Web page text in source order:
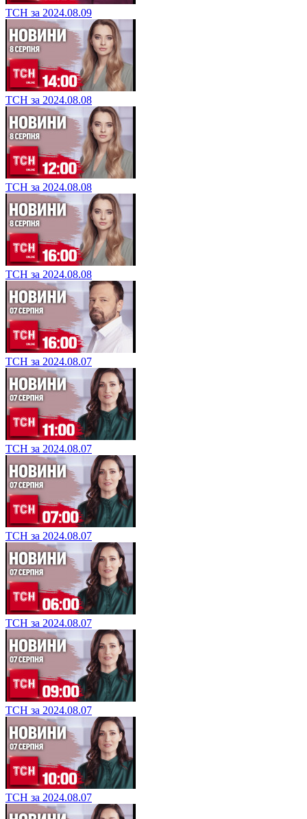
ТСН за 2024.08.09
ТСН за 2024.08.08
ТСН за 2024.08.08
ТСН за 2024.08.08
ТСН за 2024.08.07
ТСН за 2024.08.07
ТСН за 2024.08.07
ТСН за 2024.08.07
ТСН за 2024.08.07
ТСН за 2024.08.07